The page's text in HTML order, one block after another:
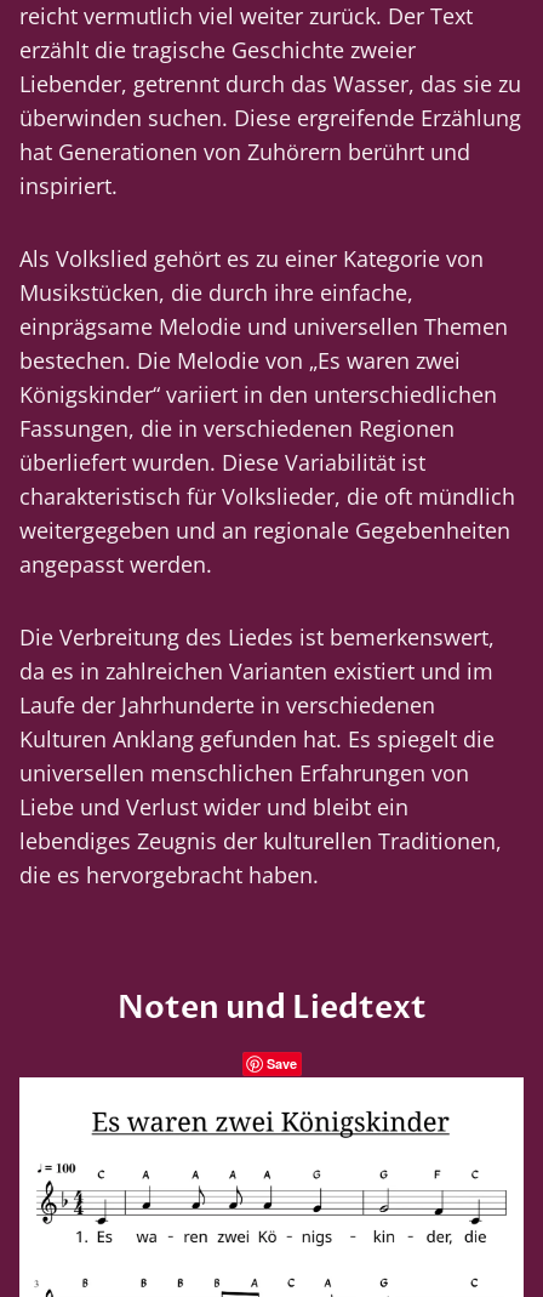
reicht vermutlich viel weiter zurück. Der Text
erzählt die tragische Geschichte zweier
Liebender, getrennt durch das Wasser, das sie zu
überwinden suchen. Diese ergreifende Erzählung
hat Generationen von Zuhörern berührt und
inspiriert.
Als Volkslied gehört es zu einer Kategorie von
Musikstücken, die durch ihre einfache,
einprägsame Melodie und universellen Themen
bestechen. Die Melodie von „Es waren zwei
Königskinder“ variiert in den unterschiedlichen
Fassungen, die in verschiedenen Regionen
überliefert wurden. Diese Variabilität ist
charakteristisch für Volkslieder, die oft mündlich
weitergegeben und an regionale Gegebenheiten
angepasst werden.
Die Verbreitung des Liedes ist bemerkenswert,
da es in zahlreichen Varianten existiert und im
Laufe der Jahrhunderte in verschiedenen
Kulturen Anklang gefunden hat. Es spiegelt die
universellen menschlichen Erfahrungen von
Liebe und Verlust wider und bleibt ein
lebendiges Zeugnis der kulturellen Traditionen,
die es hervorgebracht haben.
Noten und Liedtext
Save